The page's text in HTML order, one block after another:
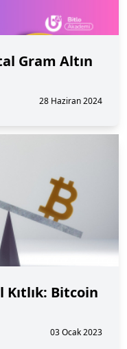
Gram Altın
28 Haziran 2024
Bitcoin
03 Ocak 2023